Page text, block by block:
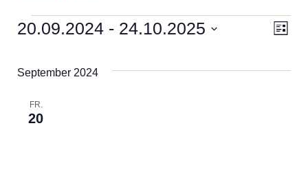
Liste
20.09.2024 - 24.10.2025
September 2024
FR.
20